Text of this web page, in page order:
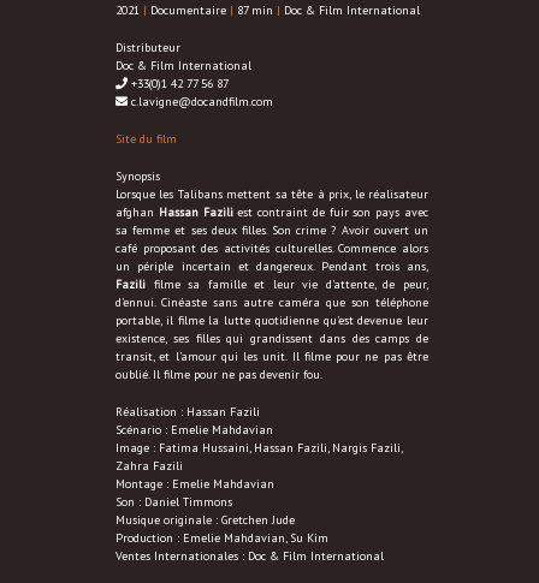
2021 | Documentaire | 87 min | Doc & Film International
Distributeur
Doc & Film International
+33(0)1 42 77 56 87
c.lavigne@docandfilm.com
Site du film
Synopsis
Lorsque les Talibans mettent sa tête à prix, le réalisateur
afghan Hassan Faziliest contraint de fuir son pays avec
sa femme et ses deux filles. Son crime ? Avoir ouvert un
café proposant des activités culturelles. Commence alors
un périple incertain et dangereux. Pendant trois ans,
Fazili filme sa famille et leur vie d’attente, de peur,
d’ennui. Cinéaste sans autre caméra que son téléphone
portable, il filme la lutte quotidienne qu’est devenue leur
existence, ses filles qui grandissent dans des camps de
transit, et l’amour qui les unit. Il filme pour ne pas être
oublié. Il filme pour ne pas devenir fou.
Réalisation : Hassan Fazili
Scénario : Emelie Mahdavian
Image : Fatima Hussaini, Hassan Fazili, Nargis Fazili,
Zahra Fazili
Montage : Emelie Mahdavian
Son : Daniel Timmons
Musique originale : Gretchen Jude
Production : Emelie Mahdavian, Su Kim
Ventes Internationales : Doc & Film International